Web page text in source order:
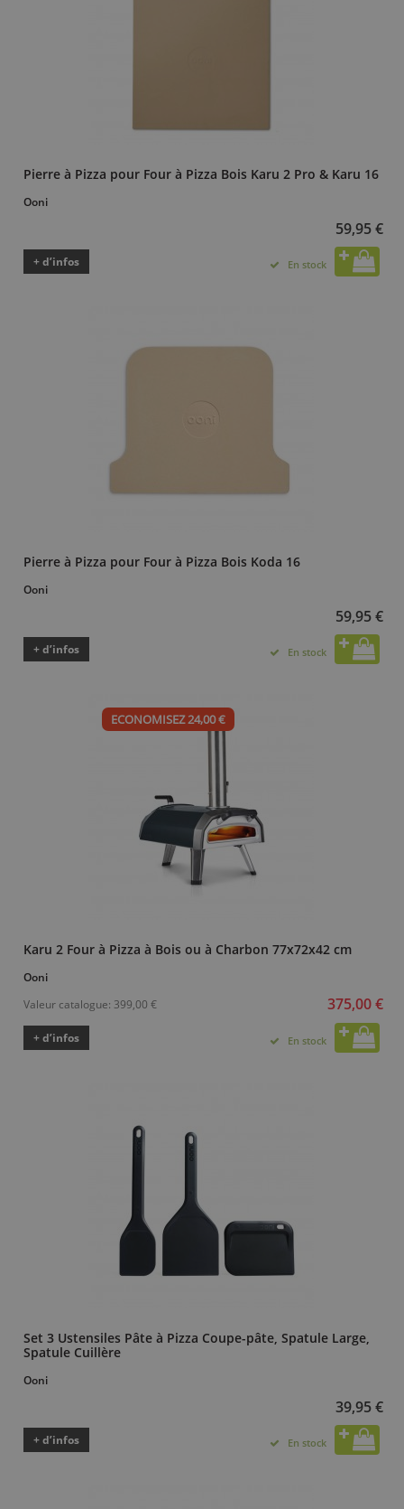
Pierre à Pizza pour Four à Pizza Bois Karu 2 Pro & Karu 16
Ooni
59,95 €
+ d’infos En stock
Pierre à Pizza pour Four à Pizza Bois Koda 16
Ooni
59,95 €
+ d’infos En stock
ECONOMISEZ 24,00 €
Karu 2 Four à Pizza à Bois ou à Charbon 77x72x42 cm
Ooni
Valeur catalogue: 399,00 € 375,00 €
+ d’infos En stock
Set 3 Ustensiles Pâte à Pizza Coupe-pâte, Spatule Large,
Spatule Cuillère
Ooni
39,95 €
+ d’infos En stock